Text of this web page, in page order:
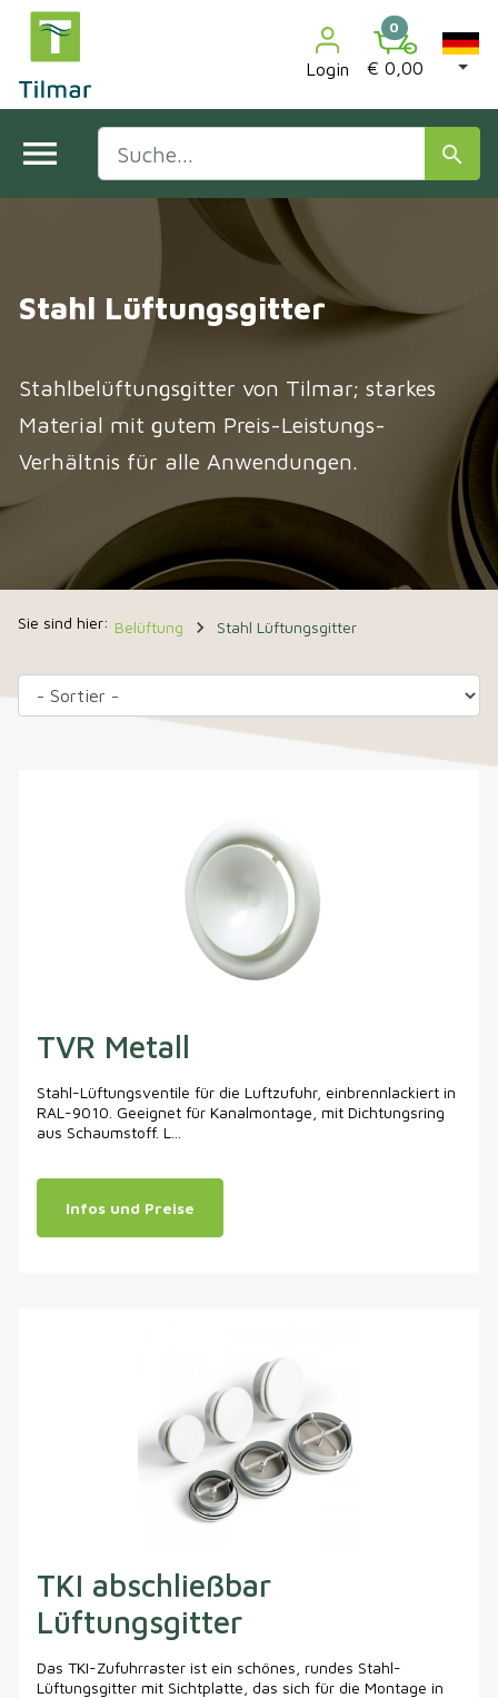
Login
0
€ 0,00
menu search
Stahl Lüftungsgitter
Stahlbelüftungsgitter von Tilmar; starkes
Material mit gutem Preis-Leistungs-
Verhältnis für alle Anwendungen.
Belüftung navigate_next Stahl Lüftungsgitter
TVR Metall
Stahl-Lüftungsventile für die Luftzufuhr, einbrennlackiert in
RAL-9010. Geeignet für Kanalmontage, mit Dichtungsring
aus Schaumstoff. L...
Infos und Preise
TKI abschließbar
Lüftungsgitter
Das TKI-Zufuhrraster ist ein schönes, rundes Stahl-
Lüftungsgitter mit Sichtplatte, das sich für die Montage in